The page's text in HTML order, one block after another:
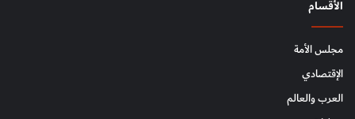
الأقسام
مجلس الأمة
الإقتصادي
العرب والعالم